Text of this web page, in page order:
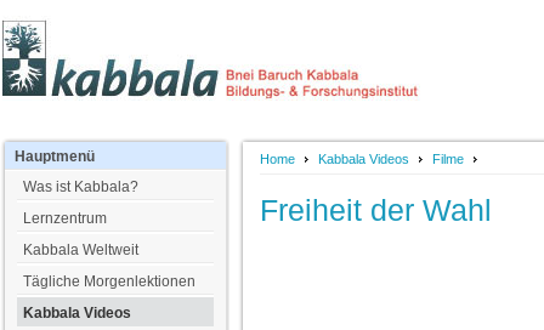
Home Kabbala Videos Filme
Freiheit der Wahl
Hauptmenü
Was ist Kabbala?
Lernzentrum
Kabbala Weltweit
Tägliche Morgenlektionen
Kabbala Videos